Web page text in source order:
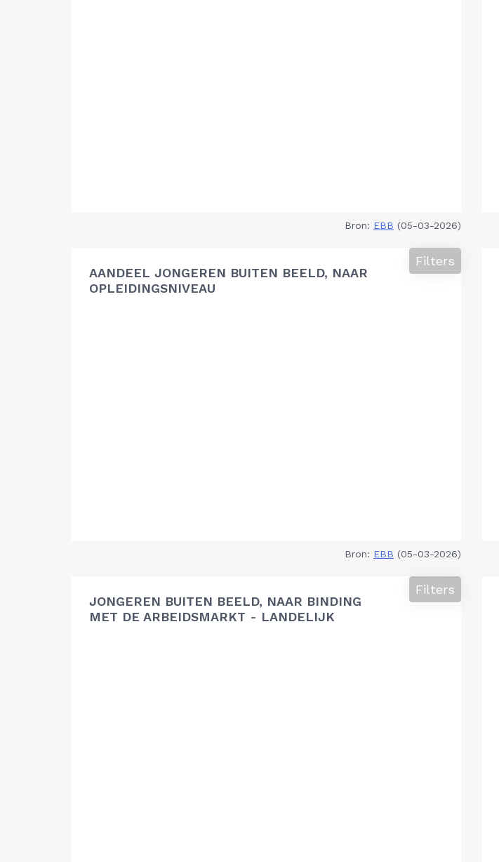
Bron: EBB (05-03-2026)
AANDEEL JONGEREN BUITEN BEELD, NAAR
OPLEIDINGSNIVEAU
Filters
Bron: EBB (05-03-2026)
JONGEREN BUITEN BEELD, NAAR BINDING
MET DE ARBEIDSMARKT - LANDELIJK
Filters